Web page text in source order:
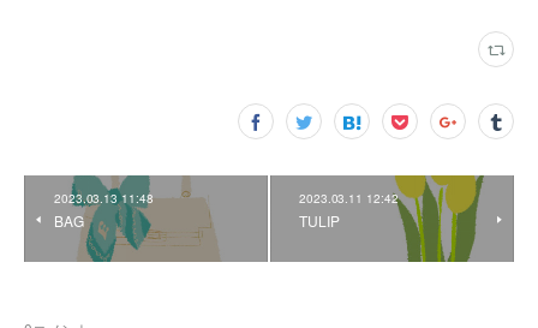
2023.03.13 11:48
BAG
2023.03.11 12:42
TULIP